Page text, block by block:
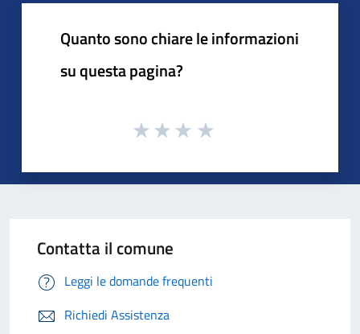
Quanto sono chiare le informazioni
su questa pagina?
Contatta il comune
Leggi le domande frequenti
Richiedi Assistenza